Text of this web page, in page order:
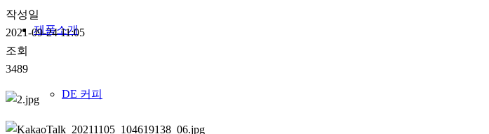
제품소개
DE 커피
작성일
2021-09-24 11:05
조회
3489